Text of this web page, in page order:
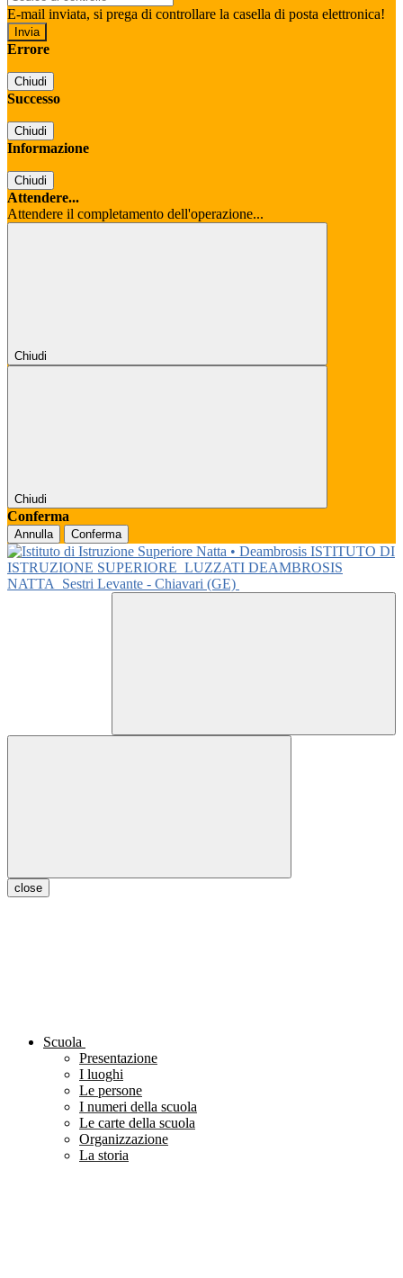
E-mail inviata, si prega di controllare la casella di posta elettronica!
Errore
Chiudi
Successo
Chiudi
Informazione
Chiudi
Attendere...
Attendere il completamento dell'operazione...
Chiudi
Chiudi
Conferma
Annulla Conferma
ISTITUTO DI
ISTRUZIONE SUPERIORE LUZZATI DEAMBROSIS
NATTA
Sestri Levante - Chiavari (GE)
close
Scuola
Presentazione
I luoghi
Le persone
I numeri della scuola
Le carte della scuola
Organizzazione
La storia